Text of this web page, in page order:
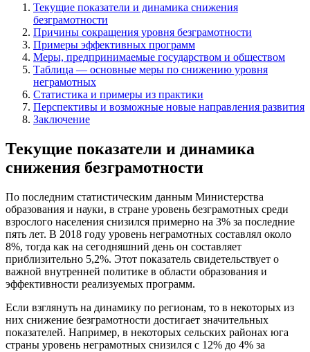
Текущие показатели и динамика снижения
безграмотности
Причины сокращения уровня безграмотности
Примеры эффективных программ
Меры, предпринимаемые государством и обществом
Таблица — основные меры по снижению уровня
неграмотных
Статистика и примеры из практики
Перспективы и возможные новые направления развития
Заключение
Текущие показатели и динамика
снижения безграмотности
По последним статистическим данным Министерства
образования и науки, в стране уровень безграмотных среди
взрослого населения снизился примерно на 3% за последние
пять лет. В 2018 году уровень неграмотных составлял около
8%, тогда как на сегодняшний день он составляет
приблизительно 5,2%. Этот показатель свидетельствует о
важной внутренней политике в области образования и
эффективности реализуемых программ.
Если взглянуть на динамику по регионам, то в некоторых из
них снижение безграмотности достигает значительных
показателей. Например, в некоторых сельских районах юга
страны уровень неграмотных снизился с 12% до 4% за